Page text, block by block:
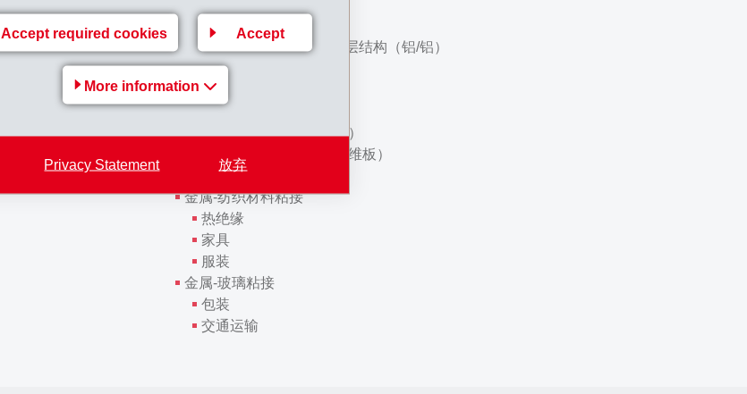
Accept required cookies Accept
More information
Privacy Statement 放弃
金属-金属粘接
建筑和施工中的轻质夹层结构（铝/铝）
交通运输
药品包装
金属-塑料粘接
背面注塑成型（铝/塑料）
金属装饰（铝/中密度纤维板）
药品包装
金属-纺织材料粘接
热绝缘
家具
服装
金属-玻璃粘接
包装
交通运输